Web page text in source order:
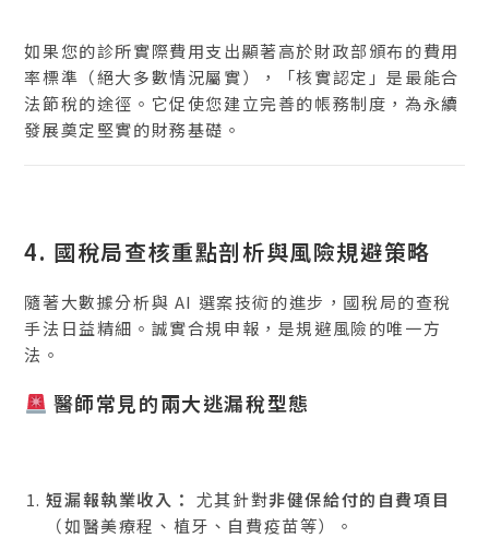
如果您的診所實際費用支出顯著高於財政部頒布的費用
率標準（絕大多數情況屬實），「核實認定」是最能合
法節稅的途徑。它促使您建立完善的帳務制度，為永續
發展奠定堅實的財務基礎。
4. 國稅局查核重點剖析與風險規避策略
隨著大數據分析與 AI 選案技術的進步，國稅局的查稅
手法日益精細。誠實合規申報，是規避風險的唯一方
法。
醫師常見的兩大逃漏稅型態
短漏報執業收入： 尤其針對非健保給付的自費項目
（如醫美療程、植牙、自費疫苗等）。